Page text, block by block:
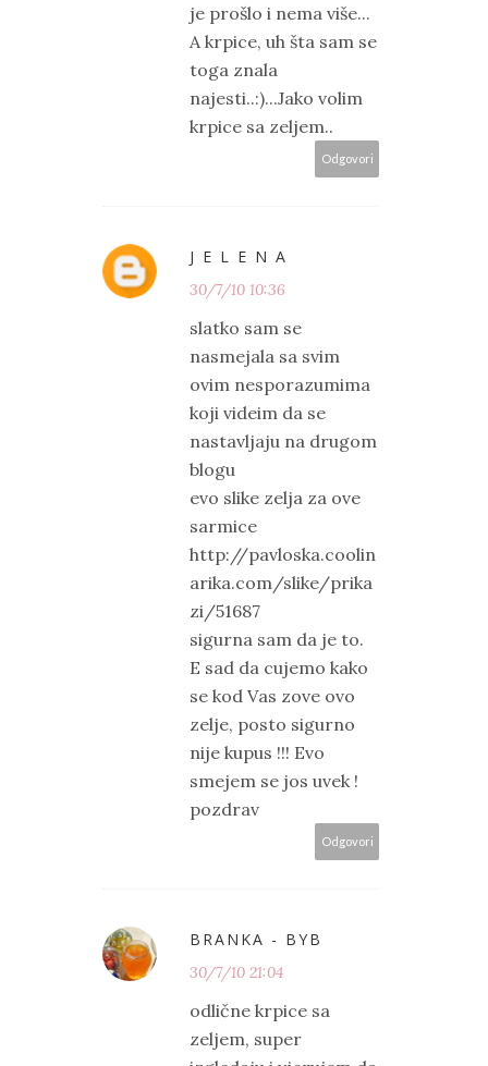
je prošlo i nema više...
A krpice, uh šta sam se
toga znala
najesti..:)...Jako volim
krpice sa zeljem..
Odgovori
J E L E N A
30/7/10 10:36
slatko sam se
nasmejala sa svim
ovim nesporazumima
koji videim da se
nastavljaju na drugom
blogu
evo slike zelja za ove
sarmice
http://pavloska.coolin
arika.com/slike/prika
zi/51687
sigurna sam da je to.
E sad da cujemo kako
se kod Vas zove ovo
zelje, posto sigurno
nije kupus !!! Evo
smejem se jos uvek !
pozdrav
Odgovori
BRANKA - BYB
30/7/10 21:04
odlične krpice sa
zeljem, super